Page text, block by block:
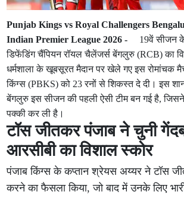
Punjab Kings vs Royal Challengers
Indian Premier League 2026 -
19वें सीजन
डिफेंडिंग चैंपियन रॉयल चैलेंजर्स बेंगलुरु (RCB) का
धर्मशाला के खूबसूरत मैदान पर खेले गए इस रोमांचक
किंग्स (PBKS) को 23 रनों से शिकस्त दे दी। इस
बेंगलुरु इस सीजन की पहली ऐसी टीम बन गई है,
पक्की कर ली है।
टॉस जीतकर पंजाब ने चुनी
आरसीबी का विशाल स्कोर
पंजाब किंग्स के कप्तान श्रेयस अय्यर ने टॉस
करने का फैसला किया, जो बाद में उनके लिए